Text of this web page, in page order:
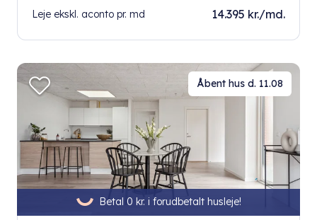
Leje ekskl. aconto pr. md 14.395 kr./md.
Betal 0 kr. i forudbetalt husleje!
Åbent hus d. 11.08